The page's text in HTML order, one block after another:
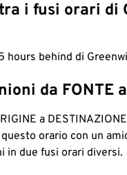
i fusi orari di
hours behind di
da FONTE
a
orario con un
in due fusi orari diversi.